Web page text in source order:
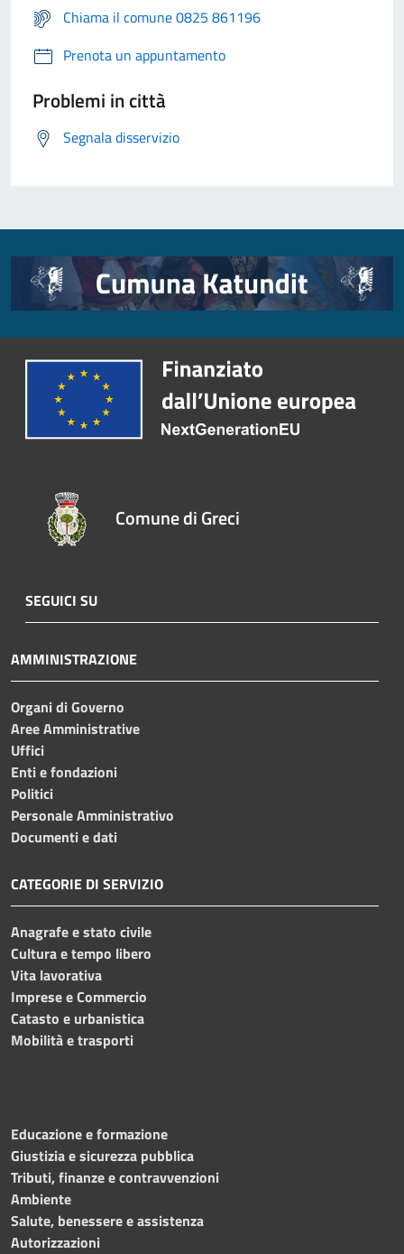
Chiama il comune 0825 861196
Prenota un appuntamento
Problemi in città
Segnala disservizio
Comune di Greci
SEGUICI SU
AMMINISTRAZIONE
Organi di Governo
Aree Amministrative
Uffici
Enti e fondazioni
Politici
Personale Amministrativo
Documenti e dati
CATEGORIE DI SERVIZIO
Anagrafe e stato civile
Cultura e tempo libero
Vita lavorativa
Imprese e Commercio
Catasto e urbanistica
Mobilità e trasporti
Educazione e formazione
Giustizia e sicurezza pubblica
Tributi, finanze e contravvenzioni
Ambiente
Salute, benessere e assistenza
Autorizzazioni